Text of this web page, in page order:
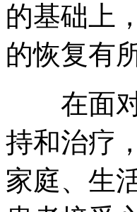
的基础上
的恢复有
在面对
持和治疗
家庭、生